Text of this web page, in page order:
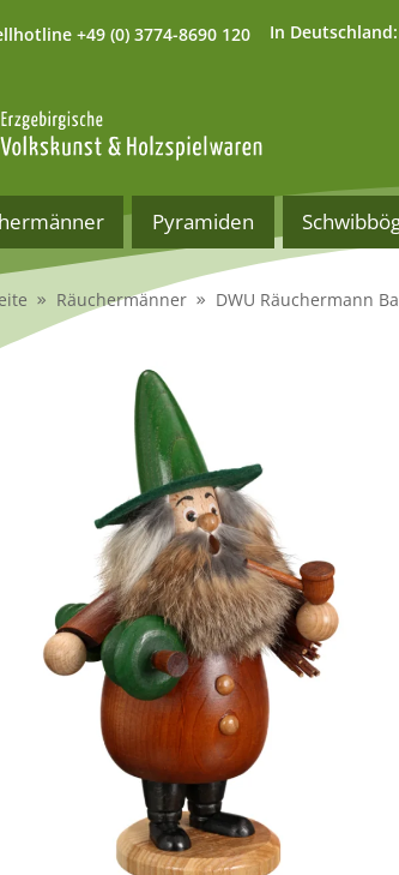
+49 (0) 3774-8690 120 In Deutschland:
Pyramiden
Räuchermänner DWU Räuchermann